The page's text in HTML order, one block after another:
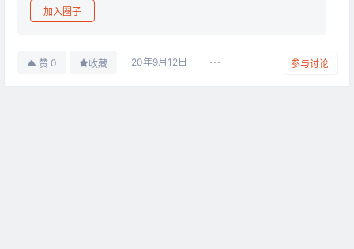
加入圈子
赞 0 收藏 20年9月12日 参与讨论